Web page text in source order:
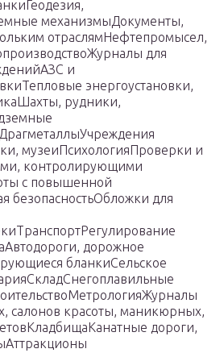
механизмыДокументы,
отраслямНефтепромысел,
для
и
энергоустановки,
рудники,
музеиПсихологияПроверки и
контролирующими
с повышенной
безопасностьОбложки для
дорожное
бланкиСельское
салонов красоты, маникюрных,
дороги,